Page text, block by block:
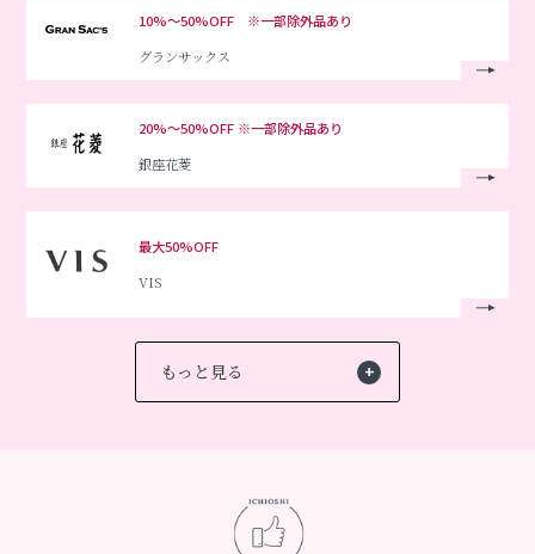
10%～50%OFF ※一部除外品あり
グランサックス
20%～50%OFF ※一部除外品あり
銀座花菱
最大50%OFF
VIS
もっと見る